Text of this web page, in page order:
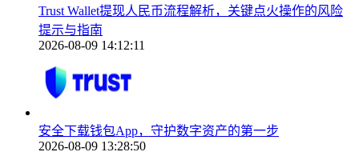
Trust Wallet提现人民币流程解析，关键点火操作的风险
提示与指南
2026-08-09 14:12:11
安全下载钱包App，守护数字资产的第一步
2026-08-09 13:28:50